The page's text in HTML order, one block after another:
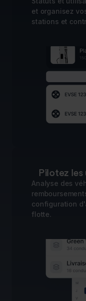
et organisez
stations et
Pilotez
Analyse des
configuration
flotte.